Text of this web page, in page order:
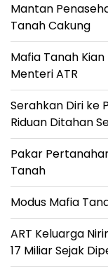
Mantan
Tanah Cakung
Mafia Tanah
Menteri ATR
Serahkan Diri ke
Riduan Ditahan
Pakar
Tanah
Modus Mafia
ART Keluarga
17 Miliar Sejak